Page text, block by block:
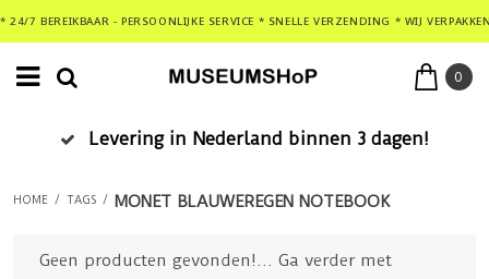
* 24/7 BEREIKBAAR - PERSOONLIJKE SERVICE * SNELLE VERZENDING * WIJ
0
Levering in Nederland binnen 3 dagen!
HOME / TAGS / MONET BLAUWEREGEN NOTEBOOK
Geen producten gevonden!... Ga verder met